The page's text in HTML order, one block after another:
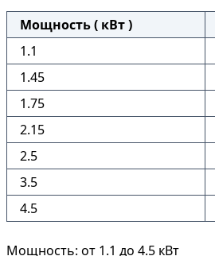
Мощность ( кВт )
1.1
1.45
1.75
2.15
2.5
3.5
4.5
Мощность: от 1.1 до 4.5 кВт